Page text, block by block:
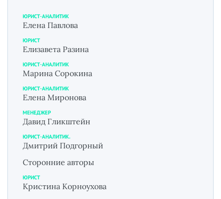
ЮРИСТ-АНАЛИТИК
Елена Павлова
ЮРИСТ
Елизавета Разина
ЮРИСТ-АНАЛИТИК
Марина Сорокина
ЮРИСТ-АНАЛИТИК
Елена Миронова
МЕНЕДЖЕР
Давид Гликштейн
ЮРИСТ-АНАЛИТИК.
Дмитрий Подгорный
Сторонние авторы
ЮРИСТ
Кристина Корноухова